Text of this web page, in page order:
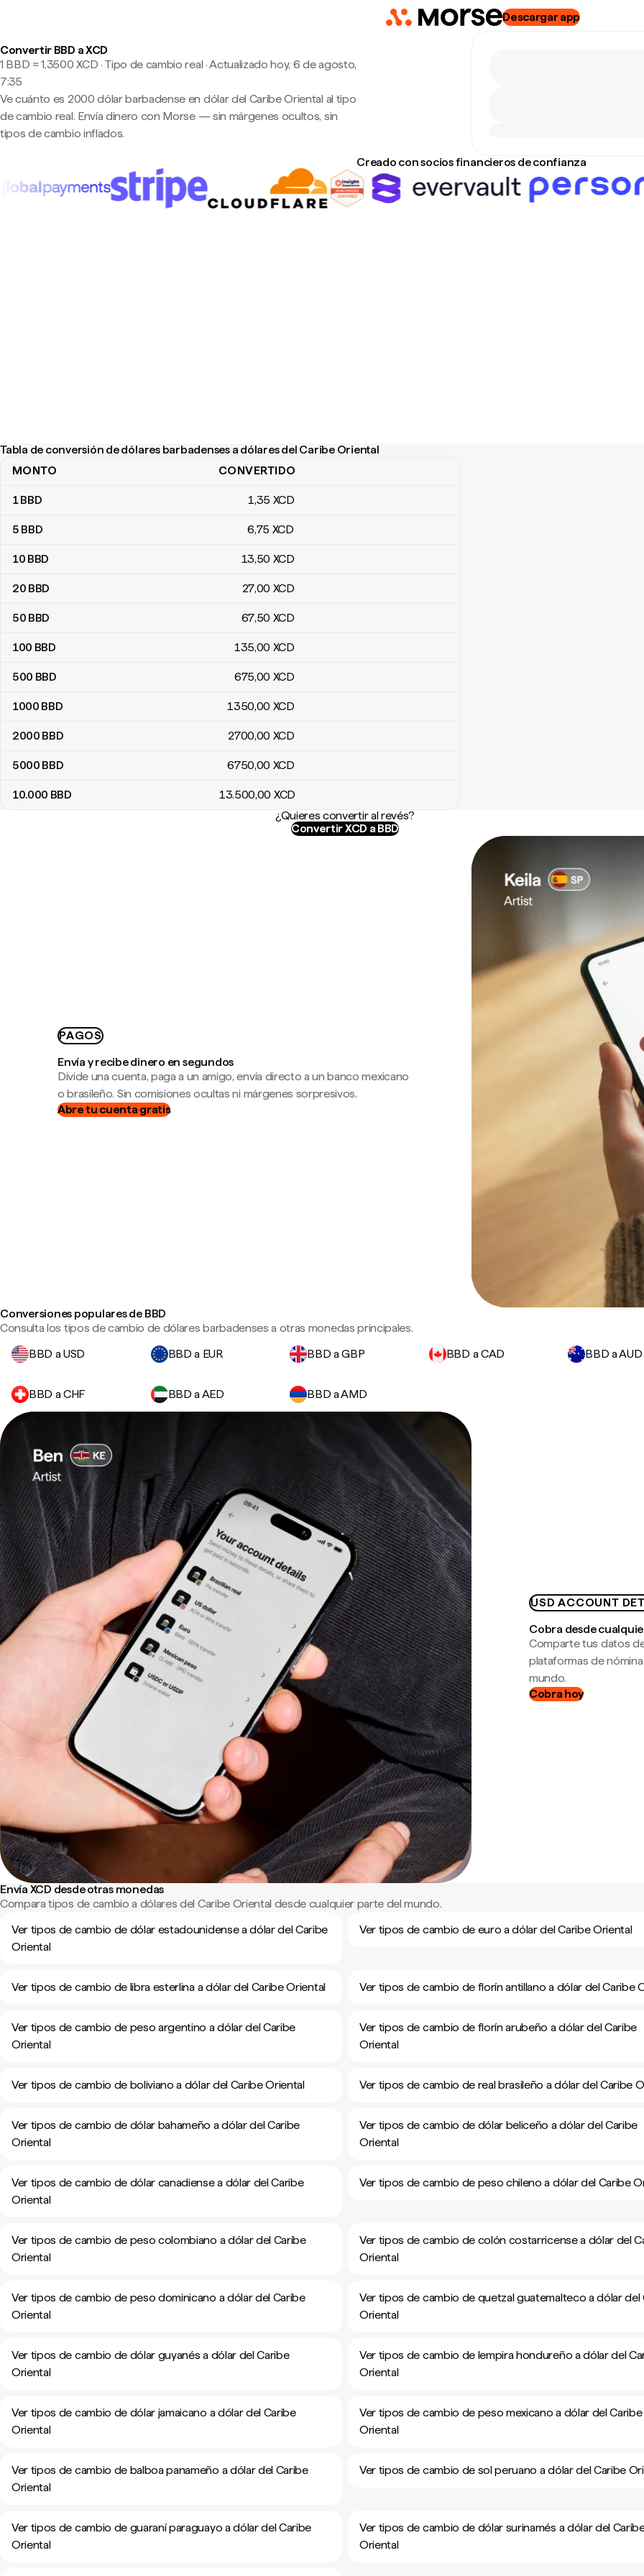
Descargar app
Convertir BBD a XCD
1 BBD ≈ 1,3500 XCD · Tipo de cambio real ·Actualizado hoy, 6 de agosto,
7:35
Ve cuánto es 2000 dólar barbadense en dólar del Caribe Oriental al tipo
de cambio real. Envía dinero con Morse — sin márgenes ocultos, sin
tipos de cambio inflados.
Creado con socios financieros de confianza
Tabla de conversión de dólares barbadenses a dólares del Caribe Oriental
Tabla de conversión de dólares barbadenses a dólares del Caribe Oriental
MONTO CONVERTIDO
1BBD 1,35 XCD
5 BBD 6,75 XCD
10 BBD 13,50 XCD
20 BBD 27,00 XCD
50 BBD 67,50 XCD
100 BBD 135,00 XCD
500 BBD 675,00 XCD
1000 BBD 1350,00 XCD
2000 BBD 2700,00 XCD
5000 BBD 6750,00 XCD
10.000 BBD 13.500,00 XCD
¿Quieres convertir al revés?
Convertir XCD a BBD
PAGOS
Envía y recibe dinero en segundos
Divide una cuenta, paga a un amigo, envía directo a un banco mexicano
o brasileño. Sin comisiones ocultas ni márgenes sorpresivos.
Abre tu cuenta gratis
Conversiones populares de BBD
Consulta los tipos de cambio de dólares barbadenses a otras monedas principales.
BBD a USD
BBD a EUR BBD a GBP BBD a CAD BBD a AUD
BBD a CHF BBD a AED BBD a AMD
USD ACCOUNT
Cobra desde
Comparte tus datos
plataformas de
mundo.
Cobra hoy
Envía XCD desde otras monedas
Compara tipos de cambio a dólares del Caribe Oriental desde cualquier parte del mundo.
Ver tipos de cambio de dólar estadounidense a dólar del Caribe
Oriental
Ver tipos de cambio de euro a dólar del Caribe Oriental
Ver tipos de cambio de libra esterlina a dólar del Caribe Oriental Ver tipos de cambio de florín antillano a dólar del Caribe
Ver tipos de cambio de peso argentino a dólar del Caribe
Oriental
Ver tipos de cambio de florín arubeño a dólar del Caribe
Oriental
Ver tipos de cambio de boliviano a dólar del Caribe Oriental Ver tipos de cambio de real brasileño a dólar del Caribe
Ver tipos de cambio de dólar bahameño a dólar del Caribe
Oriental
Ver tipos de cambio de dólar beliceño a dólar del Caribe
Oriental
Ver tipos de cambio de dólar canadiense a dólar del Caribe
Oriental
Ver tipos de cambio de peso chileno a dólar del Caribe
Ver tipos de cambio de peso colombiano a dólar del Caribe
Oriental
Ver tipos de cambio de colón costarricense a dólar del
Oriental
Ver tipos de cambio de peso dominicano a dólar del Caribe
Oriental
Ver tipos de cambio de quetzal guatemalteco a dólar del
Oriental
Ver tipos de cambio de dólar guyanés a dólar del Caribe
Oriental
Ver tipos de cambio de lempira hondureño a dólar del
Oriental
Ver tipos de cambio de dólar jamaicano a dólar del Caribe
Oriental
Ver tipos de cambio de peso mexicano a dólar del Caribe
Oriental
Ver tipos de cambio de balboa panameño a dólar del Caribe
Oriental
Ver tipos de cambio de sol peruano a dólar del Caribe
Ver tipos de cambio de guaraní paraguayo a dólar del Caribe
Oriental
Ver tipos de cambio de dólar surinamés a dólar del
Oriental